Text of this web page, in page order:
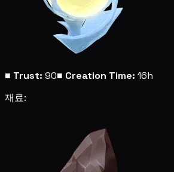
■ Trust: 90■ Creation Time: 16h
재료: